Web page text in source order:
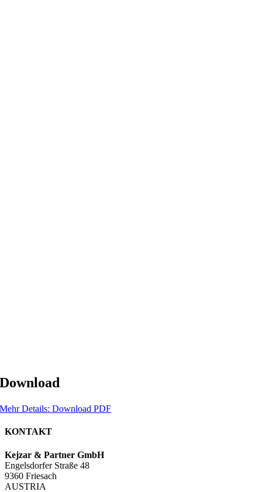
Download
Mehr Details: Download PDF
KONTAKT
Kejzar & Partner GmbH
Engelsdorfer Straße 48
9360 Friesach
AUSTRIA